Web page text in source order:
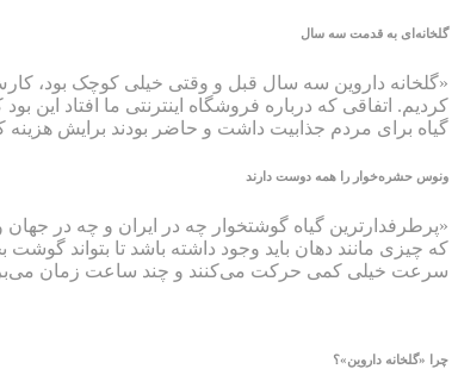
گلخانه‌ای به قدمت سه سال
«گلخانه داروین سه سال قبل و وقتی خیلی کوچک بود،
کردیم. اتفاقی که درباره فروشگاه اینترنتی ما افتاد
گیاه برای مردم جذابیت داشت و حاضر بودند برایش هزینه
ونوس حشره‌خوار را همه دوست دارند
«پرطرفدارترین گیاه گوشتخوار چه در ایران و چه در
که چیزی مانند دهان باید وجود داشته باشد تا بتواند
سرعت خیلی کمی حرکت می‌کنند و چند ساعت زمان می‌برد.
چرا «گلخانه داروین»؟